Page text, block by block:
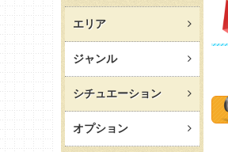
エリア
ジャンル
シチュエーション
オプション